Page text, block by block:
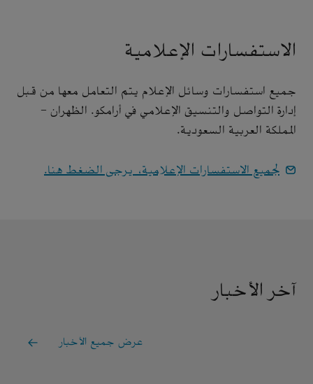
الاستفسارات الإعلامية
جميع استفسارات وسائل الإعلام يتم التعامل معها من قبل
إدارة التواصل والتنسيق الإعلامي في أرامكو. الظهران -
المملكة العربية السعودية.
لجميع الاستفسارات الإعلامية، يرجى الضغط هنا.
آخر الأخبار
عرض جميع الأخبار